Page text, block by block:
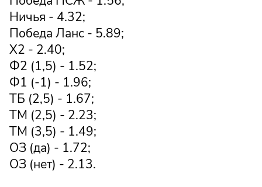
Ничья - 4.32;
Победа Ланс - 5.89;
X2 - 2.40;
Ф2 (1,5) - 1.52;
Ф1 (-1) - 1.96;
ТБ (2,5) - 1.67;
ТМ (2,5) - 2.23;
ТМ (3,5) - 1.49;
ОЗ (да) - 1.72;
ОЗ (нет) - 2.13.